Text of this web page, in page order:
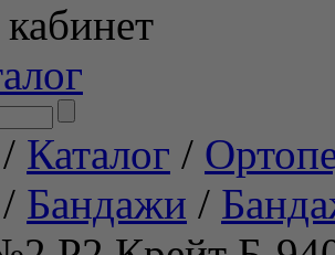
/ Каталог /
/ Бандажи /